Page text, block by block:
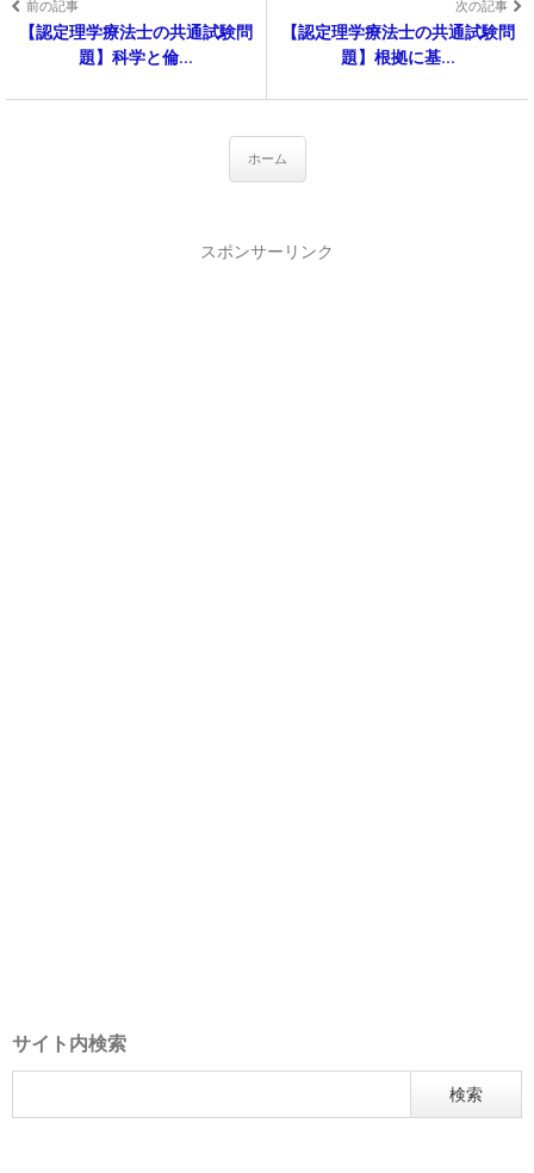
前の記事
【認定理学療法士の共通試験問
題】科学と倫...
次の記事
【認定理学療法士の共通試験問
題】根拠に基...
ホーム
スポンサーリンク
サイト内検索